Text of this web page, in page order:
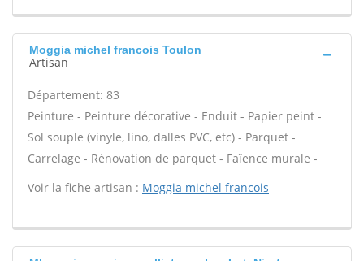
Moggia michel francois Toulon
Artisan
Département: 83
Peinture - Peinture décorative - Enduit - Papier peint -
Sol souple (vinyle, lino, dalles PVC, etc) - Parquet -
Carrelage - Rénovation de parquet - Faïence murale -
Voir la fiche artisan : Moggia michel francois